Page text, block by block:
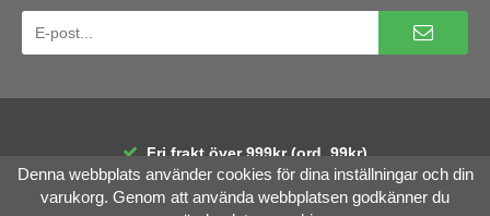
Fri frakt över 999kr (ord. 99kr)
30 dagars öppet köp
Räntefri delbetalning
Denna webbplats använder cookies för dina inställningar och din
varukorg. Genom att använda webbplatsen godkänner du